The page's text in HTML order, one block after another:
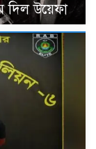
দিল উয়েফা